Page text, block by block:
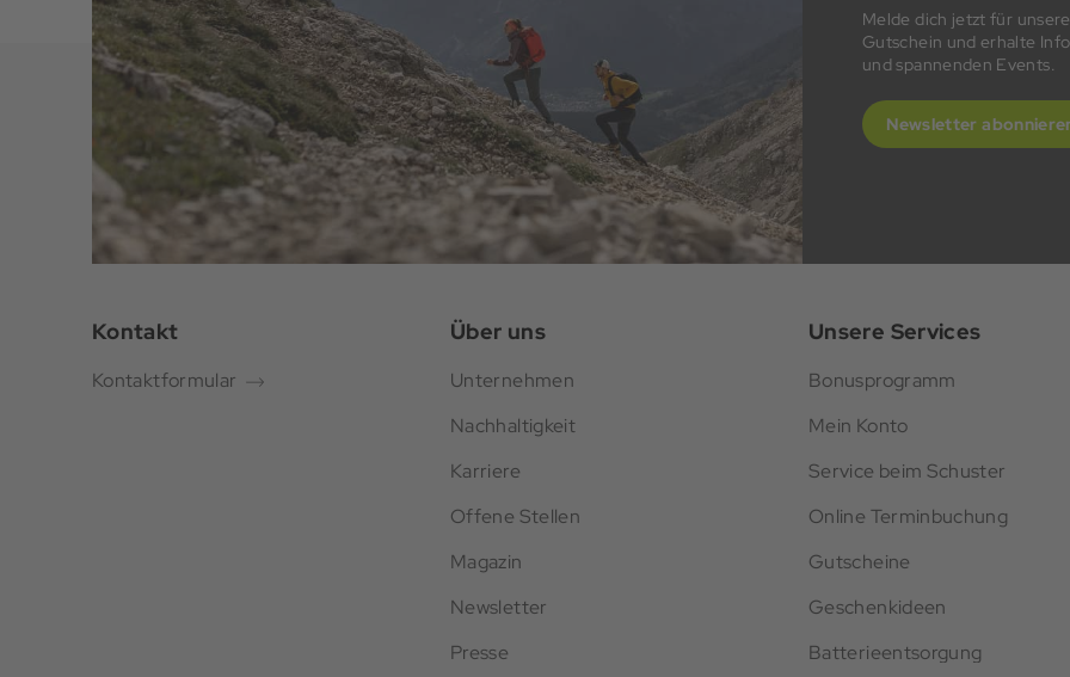
Melde dich jetzt für
Gutschein und erhalte
und spannenden Events.
Newsletter
Kontakt
Kontaktformular
Über uns
Unternehmen
Nachhaltigkeit
Karriere
Offene Stellen
Magazin
Newsletter
Presse
Unsere Services
Bonusprogramm
Mein Konto
Service beim Schuster
Online Terminbuchung
Gutscheine
Geschenkideen
Batterieentsorgung